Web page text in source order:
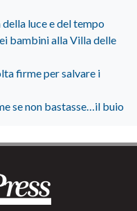
luce e del tempo
bambini alla Villa delle
firme per salvare i
se non bastasse…il buio